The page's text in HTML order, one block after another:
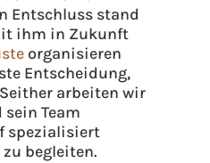
Entschluss stand
ihm in Zukunft
organisieren
Entscheidung,
arbeiten wir
sein Team
spezialisiert
begleiten.